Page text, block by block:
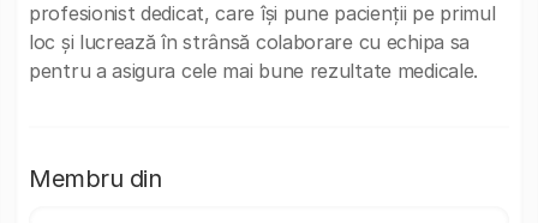
profesionist dedicat, care își pune pacienții pe primul
loc și lucrează în strânsă colaborare cu echipa sa
pentru a asigura cele mai bune rezultate medicale.
Membru din